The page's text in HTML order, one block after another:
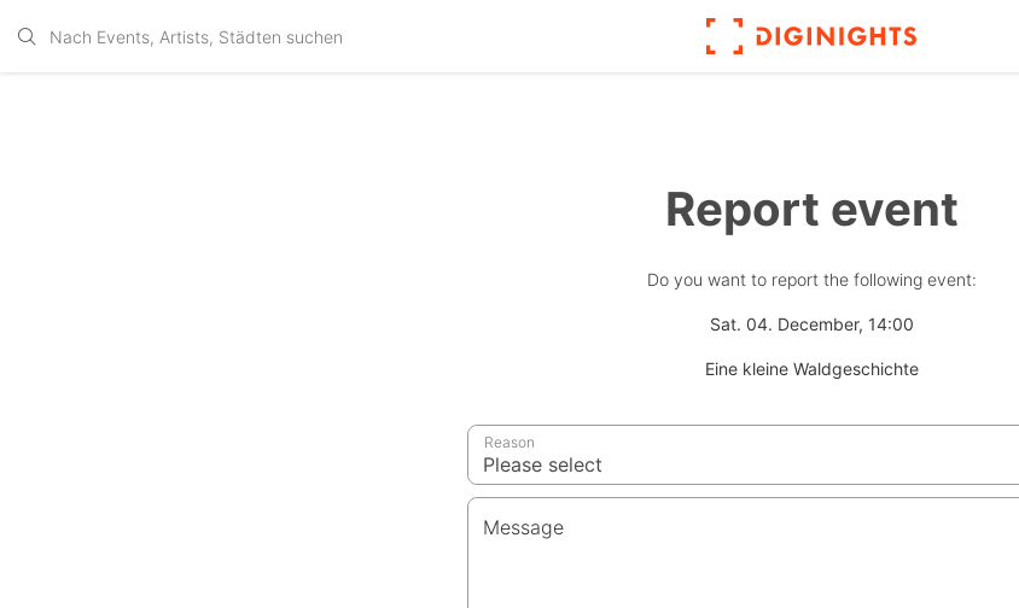
Report event
Do you want to report the following event:
Sat. 04. December, 14:00
Eine kleine Waldgeschichte
Reason
Message